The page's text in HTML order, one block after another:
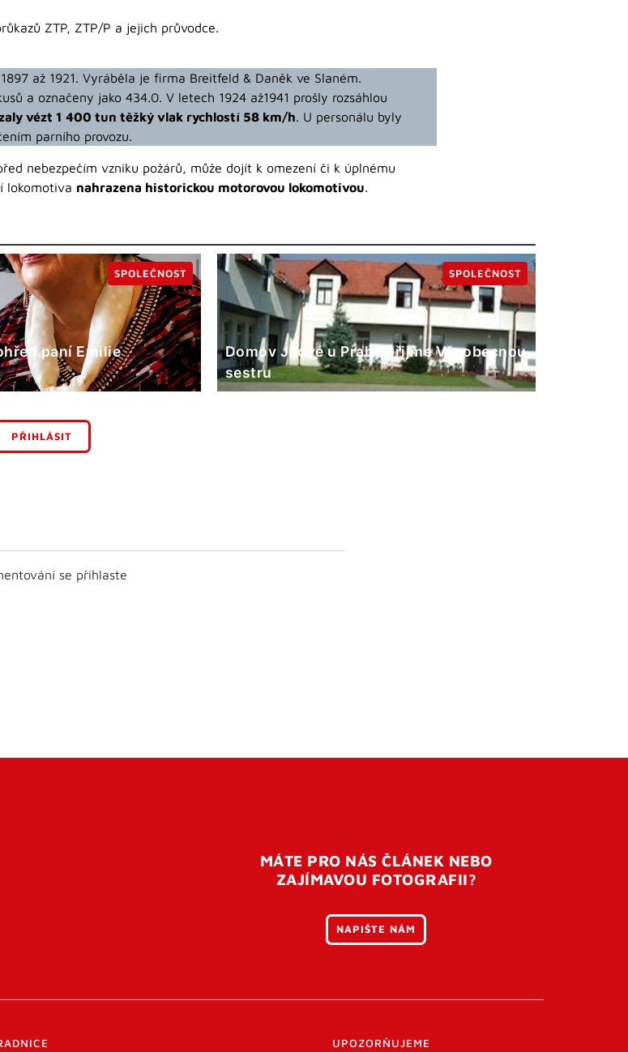
ZTP, ZTP/P a jejich průvodce.
až 1921. Vyráběla je firma Breitfeld & Daněk ve Slaném.
a označeny jako 434.0. V letech 1924 až1941 prošly rozsáhlou
vézt 1 400 tun těžký vlak rychlostí 58 km/h. U personálu byly
parního provozu.
nebezpečím vzniku požárů, může dojít k omezení či k úplnému
lokomotiva nahrazena historickou motorovou lokomotivou.
paní Emilie
SPOLEČNOST
Domov Jílové u Prahy přijme Všeobecnou
sestru
SPOLEČNOST
PŘIHLÁSIT
se přihlaste
MÁTE PRO NÁS ČLÁNEK NEBO
ZAJÍMAVOU FOTOGRAFII?
NAPIŠTE NÁM
UPOZORŇUJEME